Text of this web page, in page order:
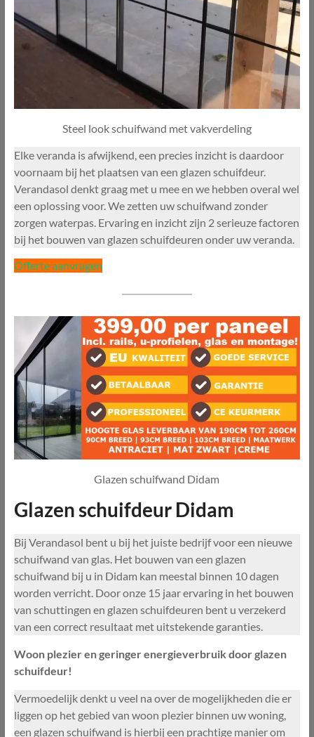
Steel look schuifwand met vakverdeling
Elke veranda is afwijkend, een precies inzicht is daardoor
voornaam bij het plaatsen van een glazen schuifdeur.
Verandasol denkt graag met u mee en we hebben overal wel
een oplossing voor. We zetten uw schuifwand zonder
zorgen waterpas. Ervaring en inzicht zijn 2 serieuze factoren
bij het bouwen van glazen schuifdeuren onder uw veranda.
Offerte aanvragen
Glazen schuifwand Didam
Glazen schuifdeur Didam
Bij Verandasol bent u bij het juiste bedrijf voor een nieuwe
schuifwand van glas. Het bouwen van een glazen
schuifwand bij u in Didam kan meestal binnen 10 dagen
worden verricht. Door onze 15 jaar ervaring in het bouwen
van schuttingen en glazen schuifdeuren bent u verzekerd
van een correct resultaat met uitstekende garanties.
Woon plezier en geringer energieverbruik door glazen
schuifdeur!
Vermoedelijk denkt u veel na over de mogelijkheden die er
liggen op het gebied van woon plezier binnen uw woning,
een glazen schuifwand is hierbij een prachtige manier om